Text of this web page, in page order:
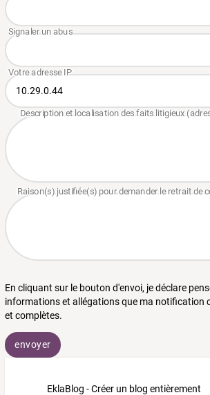
En cliquant sur le bouton d'envoi, je déclare
informations et allégations que ma notification
et complètes.
envoyer
EklaBlog - Créer un blog entièrement